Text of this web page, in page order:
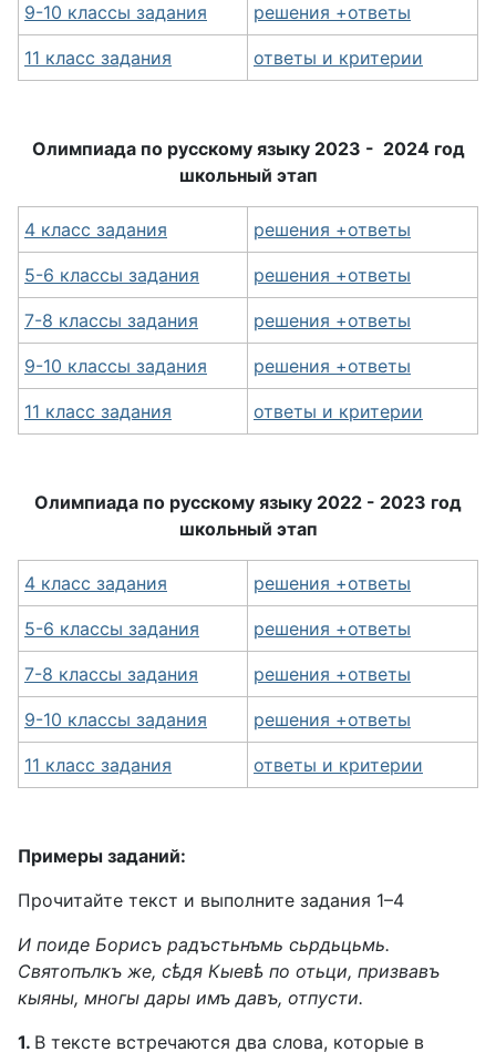
9-10 классы задания решения +ответы
11 класс задания ответы и критерии
Олимпиада по русскому языку 2023 - 2024 год
школьный этап
4 класс задания решения +ответы
5-6 классы задания решения +ответы
7-8 классы задания решения +ответы
9-10 классы задания решения +ответы
11 класс задания ответы и критерии
Олимпиада по русскому языку 2022 - 2023 год
школьный этап
4 класс задания решения +ответы
5-6 классы задания решения +ответы
7-8 классы задания решения +ответы
9-10 классы задания решения +ответы
11 класс задания ответы и критерии
Примеры заданий:
Прочитайте текст и выполните задания 1–4
И поиде Борисъ радъстьнъмь сьрдьцьмь.
Святопълкъ же, сѣдя Кыевѣ по отьци, призвавъ
кыяны, многы дары имъ давъ, отпусти.
1. В тексте встречаются два слова, которые в